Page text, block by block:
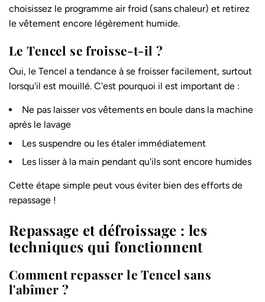
choisissez le programme air froid (sans chaleur) et retirez
le vêtement encore légèrement humide.
Le Tencel se froisse-t-il ?
Oui, le Tencel a tendance à se froisser facilement, surtout
lorsqu'il est mouillé. C'est pourquoi il est important de :
Ne pas laisser vos vêtements en boule dans la machine
après le lavage
Les suspendre ou les étaler immédiatement
Les lisser à la main pendant qu'ils sont encore humides
Cette étape simple peut vous éviter bien des efforts de
repassage !
Repassage et défroissage : les
techniques qui fonctionnent
Comment repasser le Tencel sans
l'abîmer ?